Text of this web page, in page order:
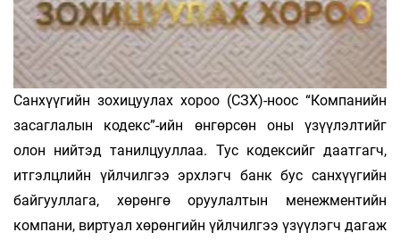
Санхүүгийн зохицуулах хороо (СЗХ)-ноос “Компанийн
засаглалын кодекс”-ийн өнгөрсөн оны үзүүлэлтийг
олон нийтэд танилцууллаа. Тус кодексийг даатгагч,
итгэлцлийн үйлчилгээ эрхлэгч банк бус санхүүгийн
байгууллага, хөрөнгө оруулалтын менежментийн
компани, виртуал хөрөнгийн үйлчилгээ үзүүлэгч дагаж